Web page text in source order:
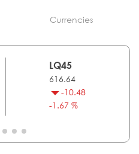
Currencies
LQ45
616.64
-10.48
-1.67 %